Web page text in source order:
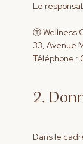
Le
ⓜ Wellness
33, Avenue
Téléphone :
2.
Dans le